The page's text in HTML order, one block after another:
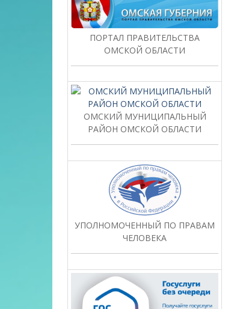
ПОРТАЛ ПРАВИТЕЛЬСТВА
ОМСКОЙ ОБЛАСТИ
ОМСКИЙ МУНИЦИПАЛЬНЫЙ
РАЙОН ОМСКОЙ ОБЛАСТИ
УПОЛНОМОЧЕННЫЙ ПО ПРАВАМ
ЧЕЛОВЕКА